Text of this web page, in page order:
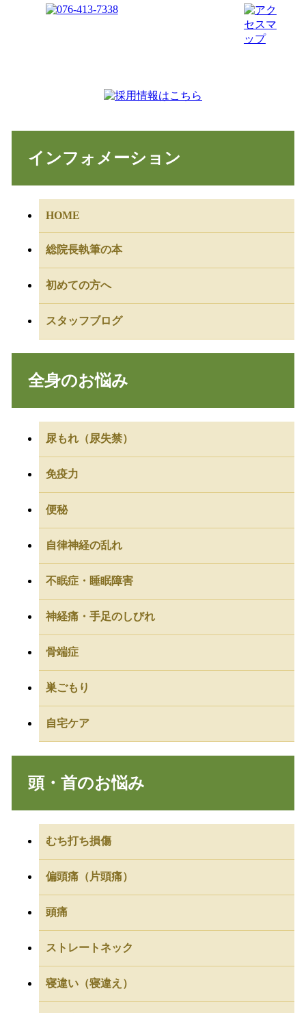
インフォメーション
HOME
総院長執筆の本
初めての方へ
スタッフブログ
全身のお悩み
尿もれ（尿失禁）
免疫力
便秘
自律神経の乱れ
不眠症・睡眠障害
神経痛・手足のしびれ
骨端症
巣ごもり
自宅ケア
頭・首のお悩み
むち打ち損傷
偏頭痛（片頭痛）
頭痛
ストレートネック
寝違い（寝違え）